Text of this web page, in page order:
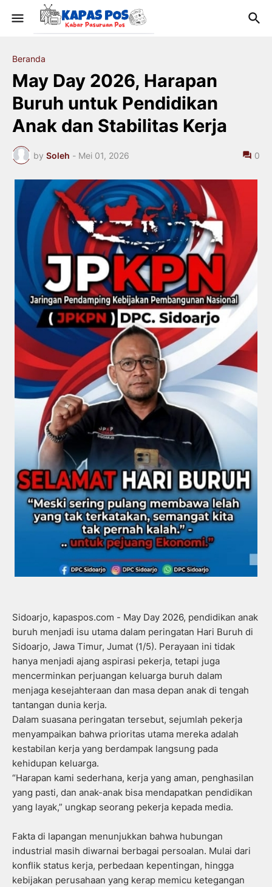
Beranda
May Day 2026, Harapan
Buruh untuk Pendidikan
Anak dan Stabilitas Kerja
by Soleh - Mei 01, 2026 0
Sidoarjo, kapaspos.com - May Day 2026, pendidikan anak
buruh menjadi isu utama dalam peringatan Hari Buruh di
Sidoarjo, Jawa Timur, Jumat (1/5). Perayaan ini tidak
hanya menjadi ajang aspirasi pekerja, tetapi juga
mencerminkan perjuangan keluarga buruh dalam
menjaga kesejahteraan dan masa depan anak di tengah
tantangan dunia kerja.
Dalam suasana peringatan tersebut, sejumlah pekerja
menyampaikan bahwa prioritas utama mereka adalah
kestabilan kerja yang berdampak langsung pada
kehidupan keluarga.
“Harapan kami sederhana, kerja yang aman, penghasilan
yang pasti, dan anak-anak bisa mendapatkan pendidikan
yang layak,” ungkap seorang pekerja kepada media.
Fakta di lapangan menunjukkan bahwa hubungan
industrial masih diwarnai berbagai persoalan. Mulai dari
konflik status kerja, perbedaan kepentingan, hingga
kebijakan perusahaan yang kerap memicu ketegangan